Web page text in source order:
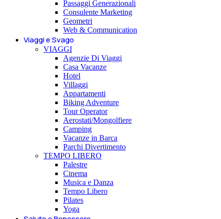
Passaggi Generazionali
Consulente Marketing
Geometri
Web & Communication
Viaggi e Svago
VIAGGI
Agenzie Di Viaggi
Casa Vacanze
Hotel
Villaggi
Appartamenti
Biking Adventure
Tour Operator
Aerostati/Mongolfiere
Camping
Vacanze in Barca
Parchi Divertimento
TEMPO LIBERO
Palestre
Cinema
Musica e Danza
Tempo Libero
Pilates
Yoga